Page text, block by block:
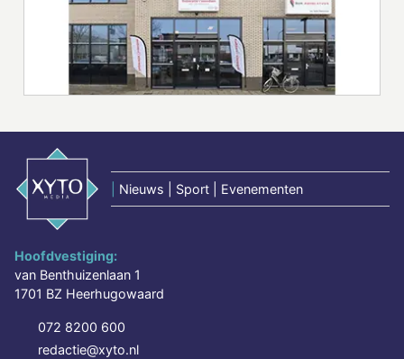
Nieuws | Sport | Evenementen
Hoofdvestiging:
van Benthuizenlaan 1
1701 BZ Heerhugowaard
072 8200 600
redactie@xyto.nl